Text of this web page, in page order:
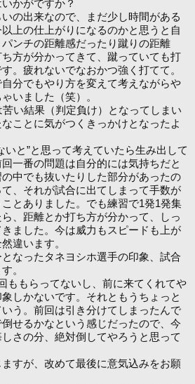
かがですか？
の出来なので、まだ少し時間がある
上の仕上がりになるのかと思うと自
ンチの距離感だったり蹴りの距離
方が分かってきて、蹴っていても打
。疲れないでなおかつ強く打てて。
分でもやり方を変えて考えながらや
いました（笑）。
い結果（判定負け）となってしまい
ことに気がつくきっかけとなったよ
と”と思って考えていたら生み出して
一番の問題は自分的には気持ちだと
中でも抜いたりした部分があったの
、それが試合に出てしまって手数が
とありました。でも練習で1発1発集
、距離とか打ち方が分かって、しっ
ました。今は威力もスピードも上が
違います。
なったタネヨシホ選手の印象、試合
。
もらってないし、前に来てくれてや
しかないです。それともうちょっと
う。前回は引き分けてしまったんで
せるかなという感じだったので、今
さの分、絶対倒してやろうと思って
すが、改めて最後に意気込みをお願